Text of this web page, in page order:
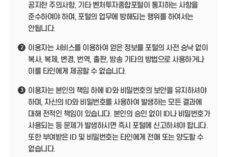
공지한 주의사항, 기타 벤처투자종합포털이 통지하는 사항을
준수하여야 하며, 포털의 업무에 방해되는 행위를 하여서는
안됩니다.
2
이용자는 서비스를 이용하여 얻은 정보를 포털의 사전 승낙 없이
복사, 복제, 변경, 번역, 출판, 방송 기타의 방법으로 사용하거나
이를 타인에게 제공할 수 없습니다.
3
이용자는 본인의 책임 하에 ID와 비밀번호의 보안을 유지하셔야
하며, 자신의 ID와 비밀번호를 사용하여 발생하는 모든 결과에
대해 전적인 책임이 있습니다. 본인의 승인 없이 ID나 비밀번호가
사용되는 등 문제가 발생하시면 즉시 포털에 신고하셔야 합니다.
또한 부여받은 ID 및 비밀번호는 타인에게 전매 또는 양도할 수
없습니다.